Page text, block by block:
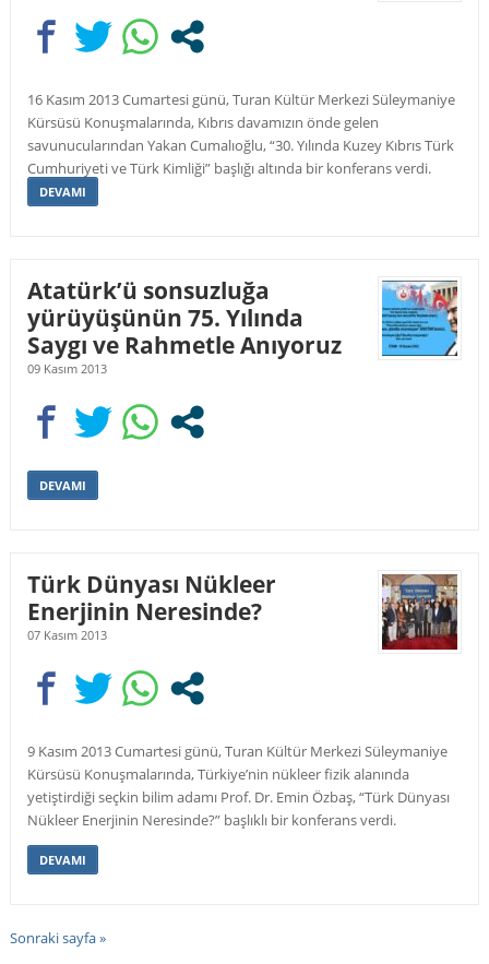
16 Kasım 2013 Cumartesi günü, Turan Kültür Merkezi Süleymaniye
Kürsüsü Konuşmalarında, Kıbrıs davamızın önde gelen
savunucularından Yakan Cumalıoğlu, “30. Yılında Kuzey Kıbrıs Türk
Cumhuriyeti ve Türk Kimliği” başlığı altında bir konferans verdi.
DEVAMI
Atatürk’ü sonsuzluğa
yürüyüşünün 75. Yılında
Saygı ve Rahmetle Anıyoruz
09 Kasım 2013
DEVAMI
Türk Dünyası Nükleer
Enerjinin Neresinde?
07 Kasım 2013
9 Kasım 2013 Cumartesi günü, Turan Kültür Merkezi Süleymaniye
Kürsüsü Konuşmalarında, Türkiye’nin nükleer fizik alanında
yetiştirdiği seçkin bilim adamı Prof. Dr. Emin Özbaş, “Türk Dünyası
Nükleer Enerjinin Neresinde?” başlıklı bir konferans verdi.
DEVAMI
Sonraki sayfa »